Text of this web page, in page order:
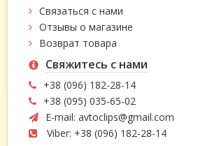
Связаться с нами
Отзывы о магазине
Возврат товара
Свяжитесь с нами
+38 (096) 182-28-14
+38 (095) 035-65-02
E-mail: avtoclips@gmail.com
Viber: +38 (096) 182-28-14